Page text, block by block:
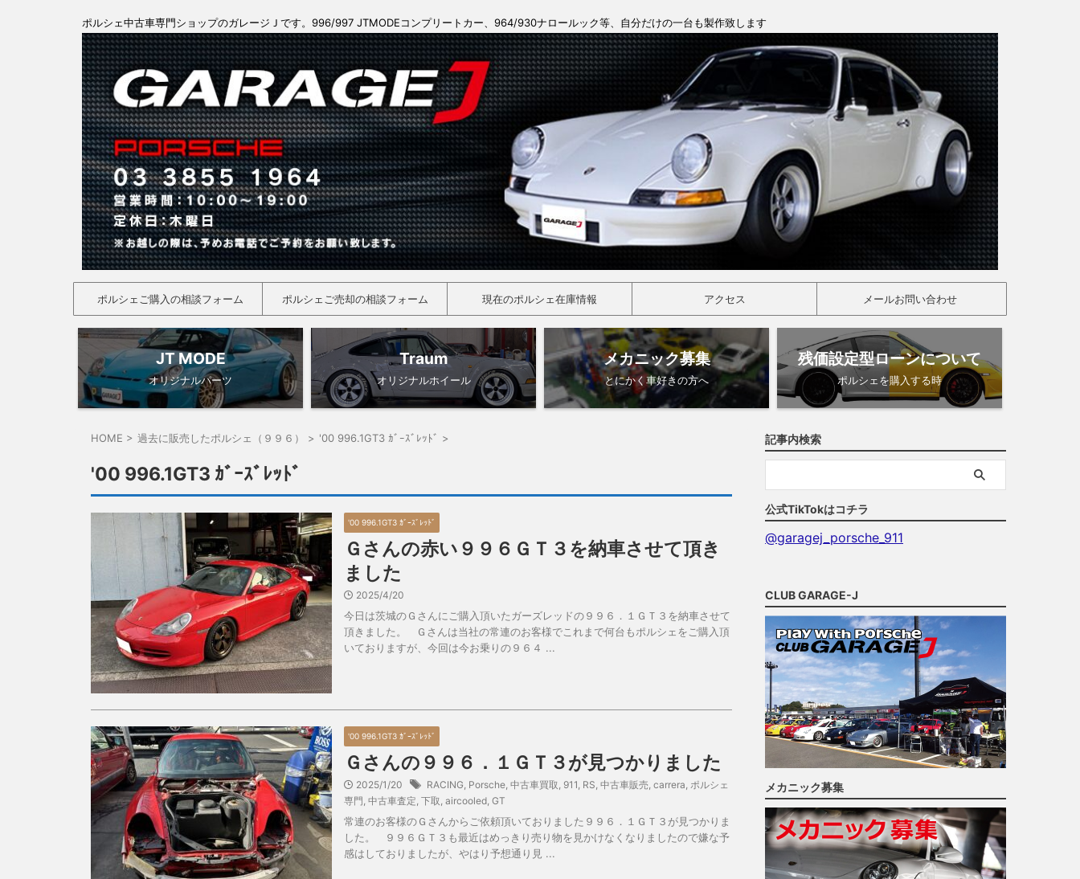
ポルシェ中古車専門ショップのガレージＪです。996/997 JTMODEコンプリートカー、964/930ナロールック等、自分だけの一台も製作致します
ポルシェご購入の相談フォーム ポルシェご売却の相談フォーム 現在のポルシェ在庫情報 アクセス メールお問い合わせ
JT MODE
オリジナルパーツ
Traum
オリジナルホイール
メカニック募集
とにかく車好きの方へ
残価設定型ローンについて
ポルシェを購入する時
HOME > 過去に販売したポルシェ（９９６） > '00 996.1GT3 ｶﾞｰｽﾞﾚｯﾄﾞ >
'00 996.1GT3 ｶﾞｰｽﾞﾚｯﾄﾞ
'00 996.1GT3 ｶﾞｰｽﾞﾚｯﾄﾞ
Ｇさんの赤い９９６ＧＴ３を納車させて頂き
ました
2025/4/20
今日は茨城のＧさんにご購入頂いたガーズレッドの９９６．１ＧＴ３を納車させて
頂きました。 Ｇさんは当社の常連のお客様でこれまで何台もポルシェをご購入頂
いておりますが、今回は今お乗りの９６４ ...
'00 996.1GT3 ｶﾞｰｽﾞﾚｯﾄﾞ
Ｇさんの９９６．１ＧＴ３が見つかりました
2025/1/20 RACING Porsche 中古車買取 911 RS 中古車販売 carrera ポルシェ
専門 中古車査定 下取 aircooled GT
常連のお客様のＧさんからご依頼頂いておりました９９６．１ＧＴ３が見つかりま
した。 ９９６ＧＴ３も最近はめっきり売り物を見かけなくなりましたので嫌な予
感はしておりましたが、やはり予想通り見 ...
記事内検索
公式TikTokはコチラ
@garagej_porsche_911
CLUB GARAGE-J
メカニック募集